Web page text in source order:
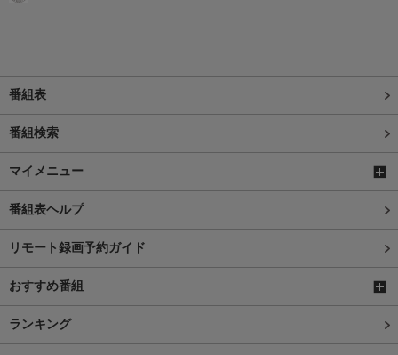
番組表
番組検索
マイメニュー
番組表ヘルプ
リモート録画予約ガイド
おすすめ番組
ランキング